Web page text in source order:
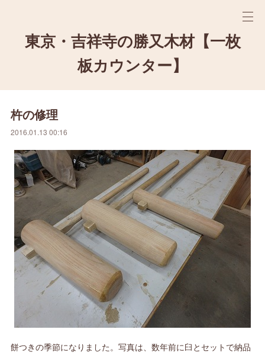
東京・吉祥寺の勝又木材【一枚
板カウンター】
杵の修理
2016.01.13 00:16
餅つきの季節になりました。写真は、数年前に臼とセットで納品